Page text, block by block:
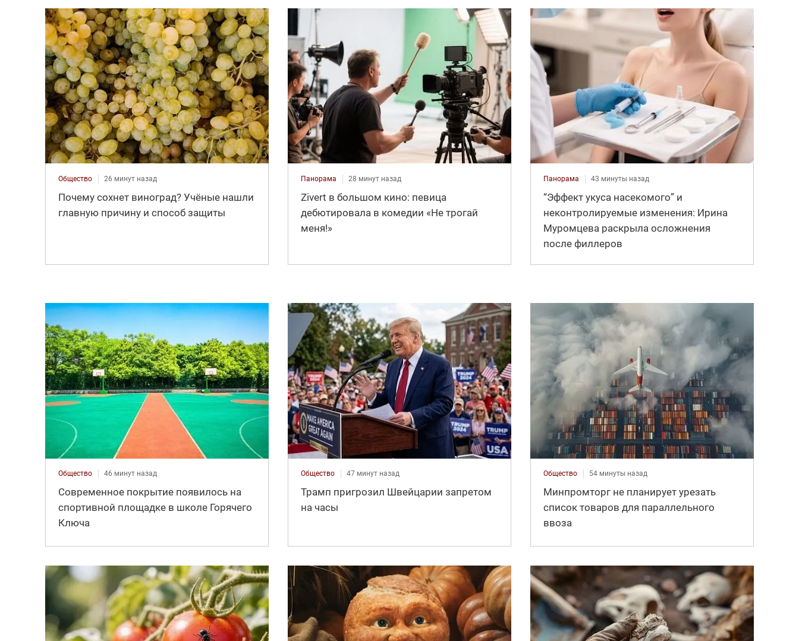
Общество 26 минут назад
Почему сохнет виноград? Учёные нашли
главную причину и способ защиты
Панорама 28 минут назад
Zivert в большом кино: певица
дебютировала в комедии «Не трогай
меня!»
Панорама 43 минуты назад
“Эффект укуса насекомого” и
неконтролируемые изменения: Ирина
Муромцева раскрыла осложнения
после филлеров
Общество 46 минут назад
Современное покрытие появилось на
спортивной площадке в школе Горячего
Ключа
Общество 47 минут назад
Трамп пригрозил Швейцарии запретом
на часы
Общество 54 минуты назад
Минпромторг не планирует урезать
список товаров для параллельного
ввоза